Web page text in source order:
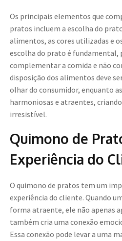
Os principais elementos que
pratos incluem a escolha do
alimentos, as cores utilizadas e
escolha do prato é fundamental,
complementar a comida e não
disposição dos alimentos deve
olhar do consumidor, enquanto
harmoniosas e atraentes,
irresistível.
Quimono de
Experiência do
O quimono de pratos tem um
experiência do cliente. Quando
forma atraente, ele não apenas
também cria uma conexão
Essa conexão pode levar a uma